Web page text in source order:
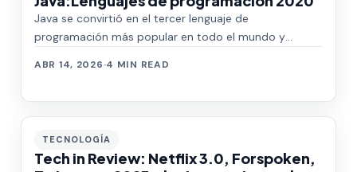
Java se convirtió en el tercer lenguaje de
programación más popular en todo el mundo y
ABR 14, 2026·4 MIN READ
TECNOLOGÍA
Tech in Review: Netflix 3.0, Forspoken,